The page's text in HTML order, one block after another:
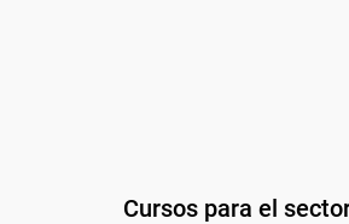
Cursos para el